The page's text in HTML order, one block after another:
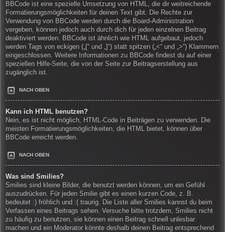
BBCode ist eine spezielle Umsetzung von HTML, die dir weitreichende
Formatierungsmöglichkeiten für deinen Text gibt. Die Rechte zur
Verwendung von BBCode werden durch die Board-Administration
vergeben, können jedoch auch durch dich für jeden einzelnen Beitrag
deaktiviert werden. BBCode ist ähnlich wie HTML aufgebaut, jedoch
werden Tags von eckigen („[“ und „]“) statt spitzen („<“ und „>“) Klammern
eingeschlossen. Weitere Informationen zu BBCode findest du auf einer
speziellen Hilfe-Seite, die von der Seite zur Beitragserstellung aus
zugänglich ist.
NACH OBEN
Kann ich HTML benutzen?
Nein, es ist nicht möglich, HTML-Code in Beiträgen zu verwenden. Die
meisten Formatierungsmöglichkeiten, die HTML bietet, können über
BBCode erreicht werden.
NACH OBEN
Was sind Smilies?
Smilies sind kleine Bilder, die benutzt werden können, um ein Gefühl
auszudrücken. Für jeden Smilie gibt es einen kurzen Code, z. B.
bedeutet :) fröhlich und :( traurig. Die Liste aller Smilies kannst du beim
Verfassen eines Beitrags sehen. Versuche bitte trotzdem, Smilies nicht
zu häufig zu benutzen, sie können einen Beitrag schnell unlesbar
machen und ein Moderator könnte deshalb deinen Beitrag entsprechend